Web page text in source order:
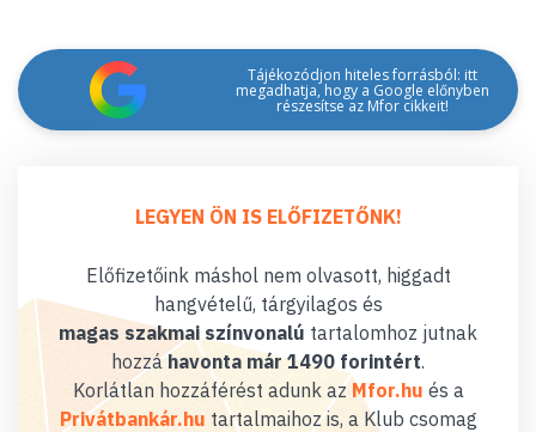
Tájékozódjon hiteles forrásból: itt
megadhatja, hogy a Google előnyben
részesítse az Mfor cikkeit!
LEGYEN ÖN IS ELŐFIZETŐNK!
Előfizetőink máshol nem olvasott, higgadt
hangvételű, tárgyilagos és
magas szakmai színvonalú tartalomhoz jutnak
hozzáhavonta már 1490 forintért.
Korlátlan hozzáférést adunk az Mfor.hu és a
Privátbankár.hu tartalmaihoz is, a Klub csomag